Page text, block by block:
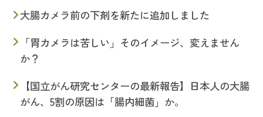
大腸カメラ前の下剤を新たに追加しました
「胃カメラは苦しい」そのイメージ、変えません
か？
【国立がん研究センターの最新報告】日本人の大腸
がん、5割の原因は「腸内細菌」か。